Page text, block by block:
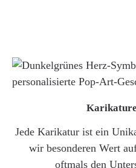
Jede Karikatur ist ein
wir besonderen Wert
oftmals den